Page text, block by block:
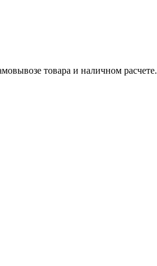
товара и наличном расчете.